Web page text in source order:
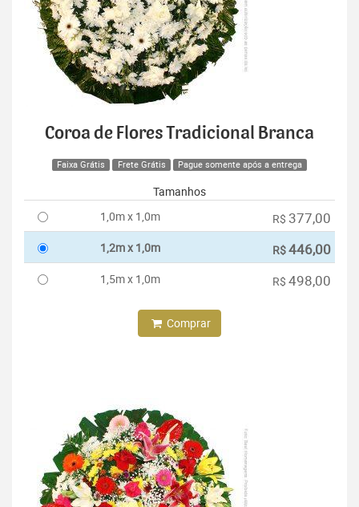
Coroa de Flores Tradicional Branca
Faixa Grátis Frete Grátis Pague somente após a entrega
Tamanhos
1,0m x 1,0m
R$ 377,00
1,2m x 1,0m R$446,00
1,5m x 1,0m R$ 498,00
Comprar